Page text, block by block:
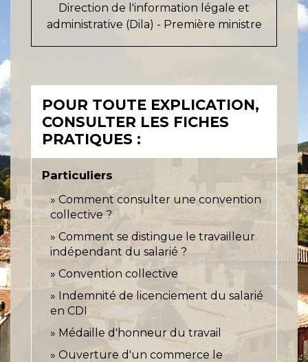
Direction de l'information légale et
administrative (Dila) - Première ministre
POUR TOUTE EXPLICATION,
CONSULTER LES FICHES
PRATIQUES :
Particuliers
Comment consulter une convention
collective ?
Comment se distingue le travailleur
indépendant du salarié ?
Convention collective
Indemnité de licenciement du salarié
en CDI
Médaille d'honneur du travail
Ouverture d'un commerce le